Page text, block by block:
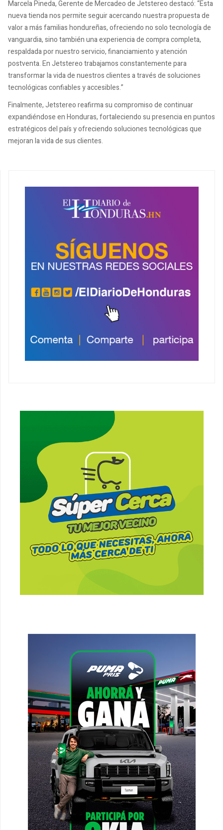
Marcela Pineda, Gerente de Mercadeo de Jetstereo destacó: “Esta
nueva tienda nos permite seguir acercando nuestra propuesta de
valor a más familias hondureñas, ofreciendo no solo tecnología de
vanguardia, sino también una experiencia de compra completa,
respaldada por nuestro servicio, financiamiento y atención
postventa. En Jetstereo trabajamos constantemente para
transformar la vida de nuestros clientes a través de soluciones
tecnológicas confiables y accesibles.”
Finalmente, Jetstereo reafirma su compromiso de continuar
expandiéndose en Honduras, fortaleciendo su presencia en puntos
estratégicos del país y ofreciendo soluciones tecnológicas que
mejoran la vida de sus clientes.